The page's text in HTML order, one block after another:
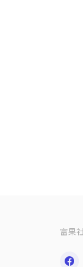
富果